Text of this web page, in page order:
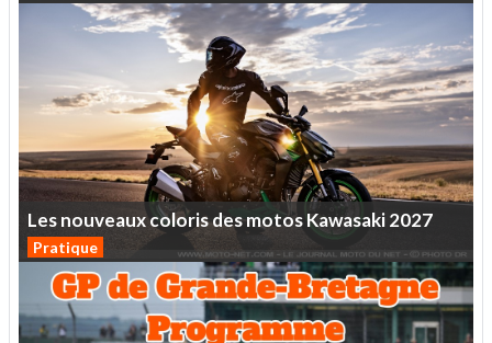
LesnouveauxcolorisdesmotosKawasaki2027
Pratique